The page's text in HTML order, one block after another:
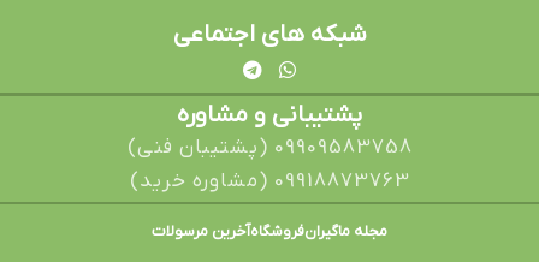
شبکه های اجتماعی
پشتیبانی و مشاوره
09909583758 (پشتیبان فنی)
09918873763 (مشاوره خرید)
مجله ماگیرانفروشگاهآخرین مرسولات